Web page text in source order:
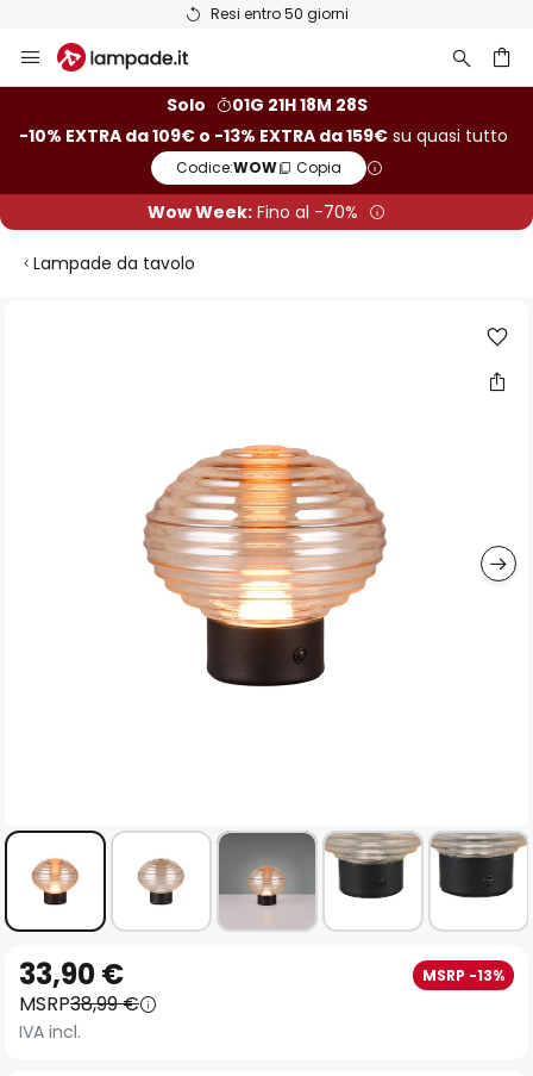
Resi entro 50 giorni
Salta
al
Solo
01G 21H 18M 27S
-10% EXTRA da 109€ o -13% EXTRA da 159€ su quasi tutto
Codice:WOW Copia
Wow Week: Fino al -70%
Lampade da tavolo
all'inizio
della
galleria
33,90 € MSRP -13%
MSRP38,99 €
IVA incl.